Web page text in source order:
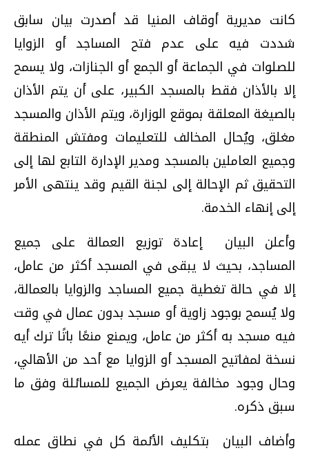
كانت مديرية أوقاف المنيا قد أصدرت بيان سابق
شددت فيه على عدم فتح المساجد أو الزوايا
للصلوات في الجماعة أو الجمع أو الجنازات، ولا يسمح
إلا بالأذان فقط بالمسجد الكبير، على أن يتم الأذان
بالصيغة المعلقة بموقع الوزارة، ويتم الأذان والمسجد
مغلق، ويُحال المخالف للتعليمات ومفتش المنطقة
وجميع العاملين بالمسجد ومدير الإدارة التابع لها إلى
التحقيق ثم الإحالة إلى لجنة القيم وقد ينتهى الأمر
إلى إنهاء الخدمة.
وأعلن البيان إعادة توزيع العمالة على جميع
المساجد، بحيث لا يبقى في المسجد أكثر من عامل،
إلا في حالة تغطية جميع المساجد والزوايا بالعمالة،
ولا يُسمح بوجود زاوية أو مسجد بدون عمال في وقت
فيه مسجد به أكثر من عامل، ويمنع منعًا باتًا ترك أيه
نسخة لمفاتيح المسجد أو الزوايا مع أحد من الأهالي،
وحال وجود مخالفة يعرض الجميع للمسائلة وفق ما
سبق ذكره.
وأضاف البيان بتكليف الأئمة كل في نطاق عمله